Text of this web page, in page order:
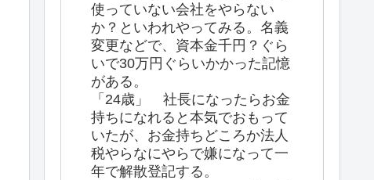
使っていない会社をやらない
か？といわれやってみる。名義
変更などで、資本金千円？ぐら
いで30万円ぐらいかかった記憶
がある。
「24歳」 社長になったらお金
持ちになれると本気でおもって
いたが、お金持ちどころか法人
税やらなにやらで嫌になって一
年で解散登記する。